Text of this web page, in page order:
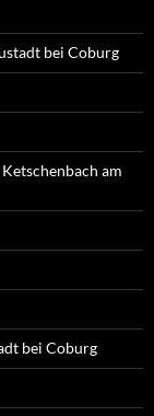
bei Coburg
am
bei Coburg